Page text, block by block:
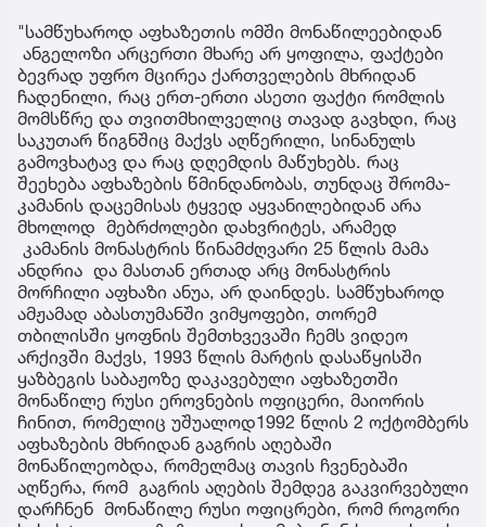
"სამწუხაროდ აფხაზეთის ომში მონაწილეებიდან
ანგელოზი არცერთი მხარე არ ყოფილა, ფაქტები
ბევრად უფრო მცირეა ქართველების მხრიდან
ჩადენილი, რაც ერთ-ერთი ასეთი ფაქტი რომლის
მომსწრე და თვითმხილველიც თავად გავხდი, რაც
საკუთარ წიგნშიც მაქვს აღწერილი, სინანულს
გამოვხატავ და რაც დღემდის მაწუხებს. რაც
შეეხება აფხაზების წმინდანობას, თუნდაც შრომა-
კამანის დაცემისას ტყვედ აყვანილებიდან არა
მხოლოდ მებრძოლები დახვრიტეს, არამედ
კამანის მონასტრის წინამძღვარი 25 წლის მამა
ანდრია და მასთან ერთად არც მონასტრის
მორჩილი აფხაზი ანუა, არ დაინდეს. სამწუხაროდ
ამჟამად აბასთუმანში ვიმყოფები, თორემ
თბილისში ყოფნის შემთხვევაში ჩემს ვიდეო
არქივში მაქვს, 1993 წლის მარტის დასაწყისში
ყაზბეგის საბაჟოზე დაკავებული აფხაზეთში
მონაწილე რუსი ეროვნების ოფიცერი, მაიორის
ჩინით, რომელიც უშუალოდ1992 წლის 2 ოქტომბერს
აფხაზების მხრიდან გაგრის აღებაში
მონაწილეობდა, რომელმაც თავის ჩვენებაში
აღწერა, რომ გაგრის აღების შემდეგ გაკვირვებული
დარჩნენ მონაწილე რუსი ოფიცრები, რომ როგორი